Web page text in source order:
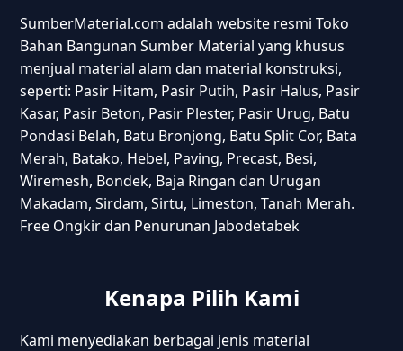
SumberMaterial.com adalah website resmi Toko
Bahan Bangunan Sumber Material yang khusus
menjual material alam dan material konstruksi,
seperti: Pasir Hitam, Pasir Putih, Pasir Halus, Pasir
Kasar, Pasir Beton, Pasir Plester, Pasir Urug, Batu
Pondasi Belah, Batu Bronjong, Batu Split Cor, Bata
Merah, Batako, Hebel, Paving, Precast, Besi,
Wiremesh, Bondek, Baja Ringan dan Urugan
Makadam, Sirdam, Sirtu, Limeston, Tanah Merah.
Free Ongkir dan Penurunan Jabodetabek
Kenapa Pilih Kami
Kami menyediakan berbagai jenis material